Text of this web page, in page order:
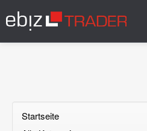
Startseite